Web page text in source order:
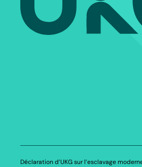
Déclaration d’UKG sur l’esclavage